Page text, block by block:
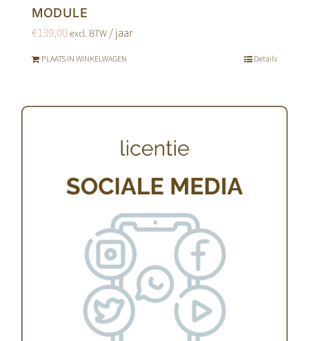
MODULE
€139,00excl. BTW/ jaar
PLAATS IN WINKELWAGEN Details